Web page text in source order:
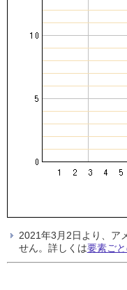
2021年3月2日より、ア
せん。詳しくは要素ご